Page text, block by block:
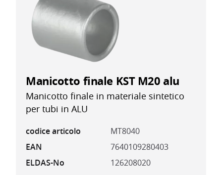
Manicotto finale KST M20 alu
Manicotto finale in materiale sintetico
per tubi in ALU
codice articolo
MT8040
EAN
7640109280403
ELDAS-No
126208020